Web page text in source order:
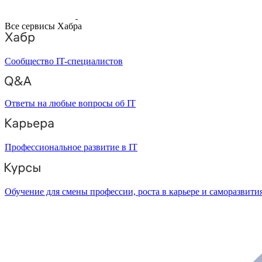
Все сервисы Хабра
Сообщество IT-специалистов
Ответы на любые вопросы об IT
Профессиональное развитие в IT
Обучение для смены профессии, роста в карьере и